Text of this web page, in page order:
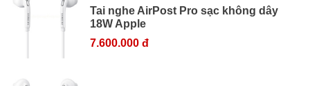
Tai nghe AirPost Pro sạc không dây
18W Apple
7.600.000 đ